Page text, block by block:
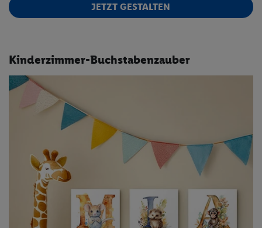
JETZT GESTALTEN
Kinderzimmer-Buchstabenzauber